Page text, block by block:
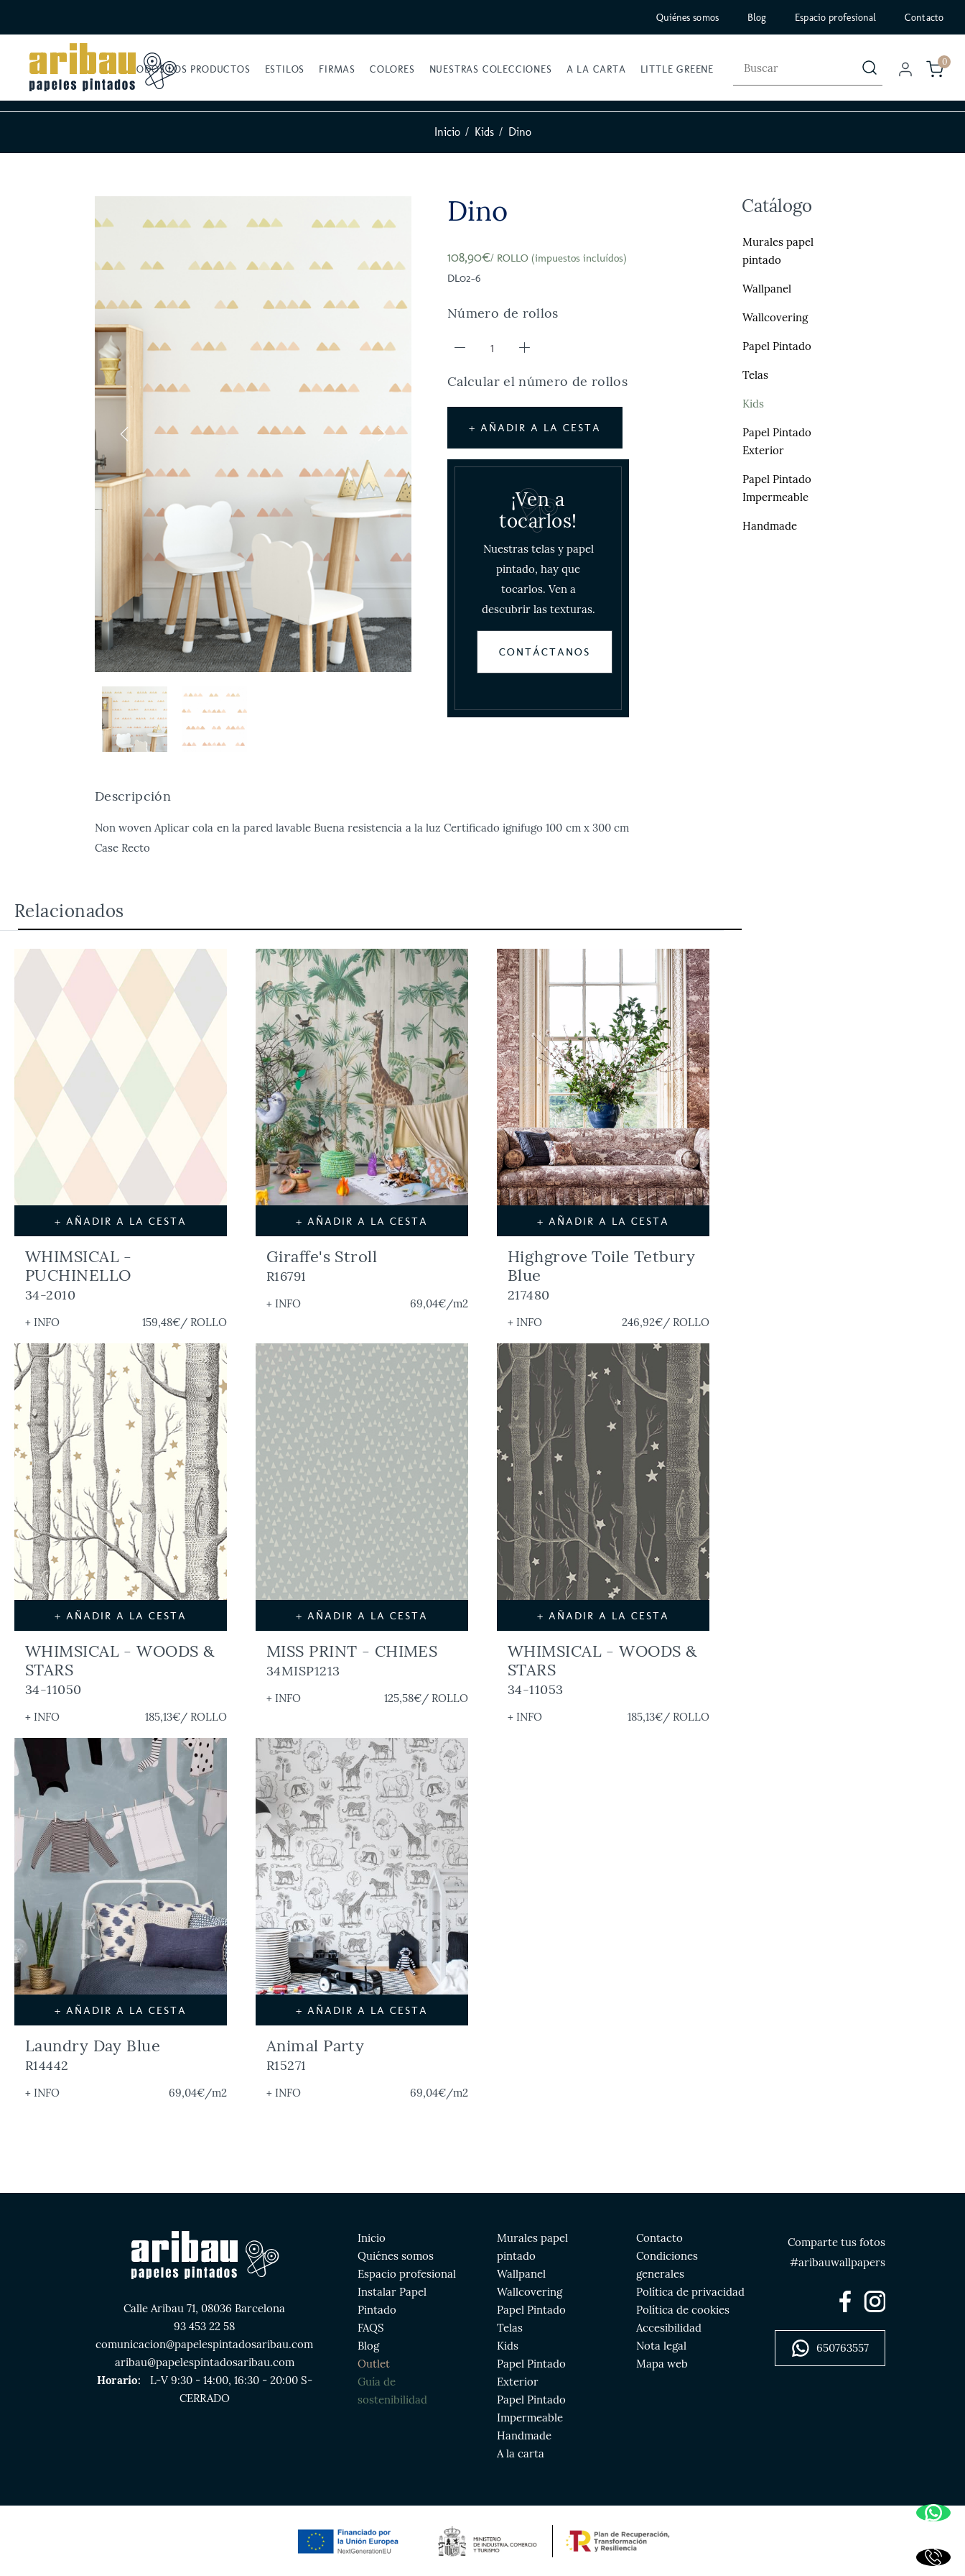
0
TODOS LOS PRODUCTOS ESTILOS FIRMAS COLORES NUESTRAS COLECCIONES A LA CARTA LITTLE GREENE
Quiénes somos Blog Espacio profesional Contacto
Inicio Kids Dino
Dino
108,90€/ ROLLO (impuestos incluídos)
DL02-6
Número de rollos
Calcular el número de rollos
+ AÑADIR A LA CESTA
¡Ven a
tocarlos!
Nuestras telas y papel
pintado, hay que
tocarlos. Ven a
descubrir las texturas.
CONTÁCTANOS
Descripción
Non woven Aplicar cola en la pared lavable Buena resistencia a la luz Certificado ignifugo 100 cm x 300 cm
Case Recto
Catálogo
Murales papel
pintado
Wallpanel
Wallcovering
Papel Pintado
Telas
Kids
Papel Pintado
Exterior
Papel Pintado
Impermeable
Handmade
Relacionados
+ AÑADIR A LA CESTA
WHIMSICAL -
PUCHINELLO
34-2010
+ INFO 159,48€/ ROLLO
+ AÑADIR A LA CESTA
Giraffe's Stroll
R16791
+ INFO 69,04€/m2
+ AÑADIR A LA CESTA
Highgrove Toile Tetbury
Blue
217480
+ INFO 246,92€/ ROLLO
+ AÑADIR A LA CESTA
WHIMSICAL - WOODS &
STARS
34-11050
+ INFO 185,13€/ ROLLO
+ AÑADIR A LA CESTA
MISS PRINT - CHIMES
34MISP1213
+ INFO 125,58€/ ROLLO
+ AÑADIR A LA CESTA
WHIMSICAL - WOODS &
STARS
34-11053
+ INFO 185,13€/ ROLLO
+ AÑADIR A LA CESTA
Laundry Day Blue
R14442
+ INFO 69,04€/m2
+ AÑADIR A LA CESTA
Animal Party
R15271
+ INFO 69,04€/m2
Calle Aribau 71, 08036 Barcelona
93 453 22 58
comunicacion@papelespintadosaribau.com
aribau@papelespintadosaribau.com
Horario:
L-V 9:30 - 14:00, 16:30 - 20:00 S-
CERRADO
Inicio
Quiénes somos
Espacio profesional
Instalar Papel
Pintado
FAQS
Blog
Outlet
Guía de
sostenibilidad
Murales papel
pintado
Wallpanel
Wallcovering
Papel Pintado
Telas
Kids
Papel Pintado
Exterior
Papel Pintado
Impermeable
Handmade
A la carta
Contacto
Condiciones
generales
Política de privacidad
Política de cookies
Accesibilidad
Nota legal
Mapa web
Comparte tus fotos
#aribauwallpapers
650763557